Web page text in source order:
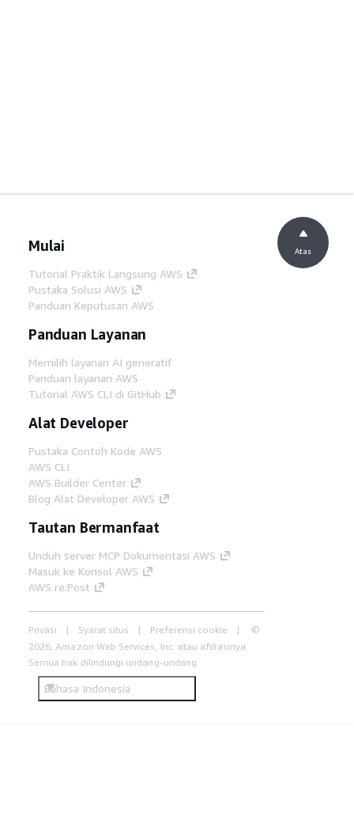
Mulai
Tutorial Praktik Langsung AWS
Pustaka Solusi AWS
Panduan Keputusan AWS
Panduan Layanan
Memilih layanan AI generatif
Panduan layanan AWS
Tutorial AWS CLI di GitHub
Alat Developer
Pustaka Contoh Kode AWS
AWS CLI
AWS Builder Center
Blog Alat Developer AWS
Tautan Bermanfaat
Unduh server MCP Dokumentasi AWS
Masuk ke Konsol AWS
AWS re:Post
Privasi Syarat situs Preferensi cookie
©
2026, Amazon Web Services, Inc. atau afiliasinya.
Semua hak dilindungi undang-undang.
Bahasa Indonesia
Atas